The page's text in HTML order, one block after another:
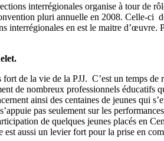
interrégionales organise à tour de
pluri annuelle en 2008. Celle-ci
interrégionales en est le maitre
de la vie de la PJJ. C’est un temps
de nombreux professionnels éducatifs
ainsi des centaines de jeunes qui
pas seulement sur les
de quelques jeunes placés en
aussi un levier fort pour la prise en